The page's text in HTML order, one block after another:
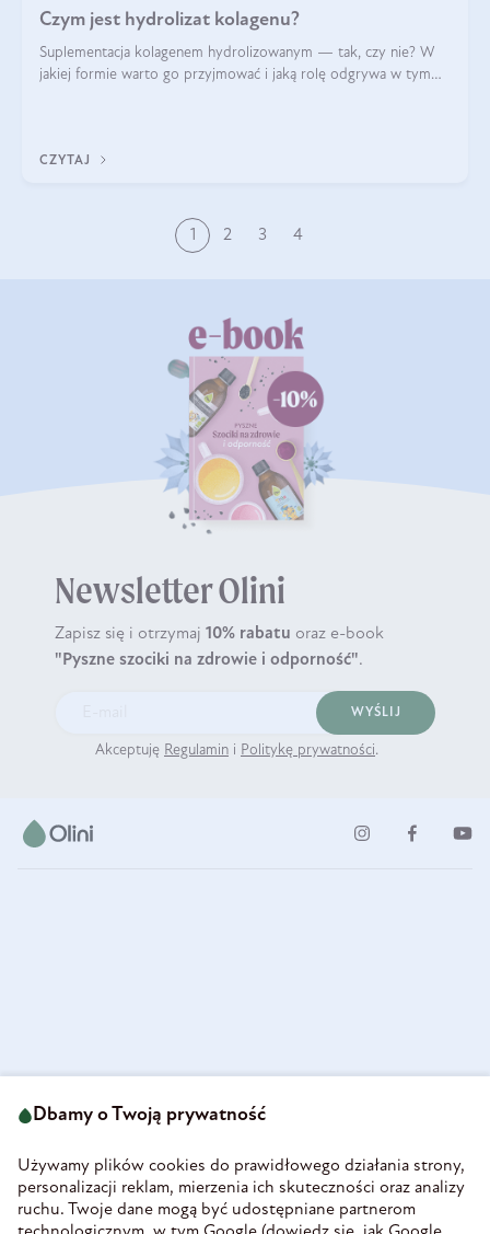
Czym jest hydrolizat kolagenu?
Suplementacja kolagenem hydrolizowanym — tak, czy nie? W
jakiej formie warto go przyjmować i jaką rolę odgrywa w tym
CZYTAJ
1 2 3 4
Newsletter Olini
Zapisz się i otrzymaj 10% rabatu oraz e-book
"Pyszne szociki na zdrowie i odporność".
WYŚLIJ
Akceptuję Regulamin i Politykę prywatności.
58-160 Świebodzice
REGON 890213034
INFORMACJE
Dbamy o Twoją prywatność
Używamy plików cookies do prawidłowego działania strony,
personalizacji reklam, mierzenia ich skuteczności oraz analizy
ruchu. Twoje dane mogą być udostępniane partnerom